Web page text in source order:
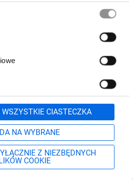
CIASTECZKA
NA WYBRANE
Z NIEZBĘDNYCH
COOKIE
700 lub
71 37 61 600
kontaktowy